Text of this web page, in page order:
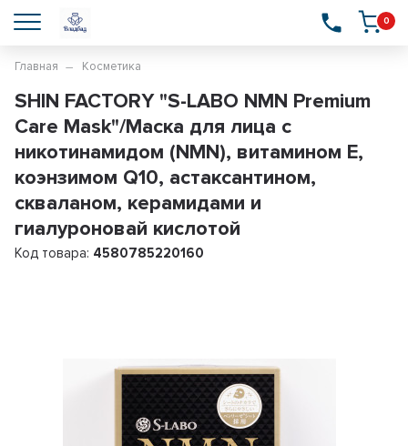
0
Главная Косметика
SHIN FACTORY "S-LABO NMN Premium
Care Mask"/Маска для лица с
никотинамидом (NMN), витамином Е,
коэнзимом Q10, астаксантином,
скваланом, керамидами и
гиалуроновай кислотой
Код товара: 4580785220160